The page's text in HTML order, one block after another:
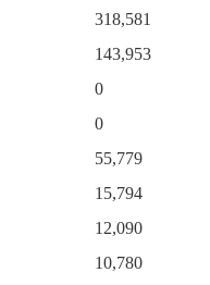
318,581
143,953
0
0
55,779
15,794
12,090
10,780